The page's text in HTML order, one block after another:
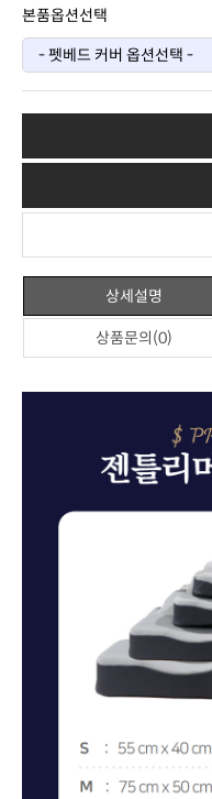
본품옵션선택
상세설명
상품문의(0)